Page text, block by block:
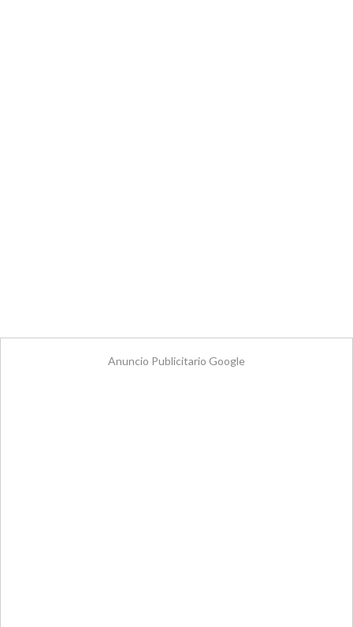
Anuncio Publicitario Google